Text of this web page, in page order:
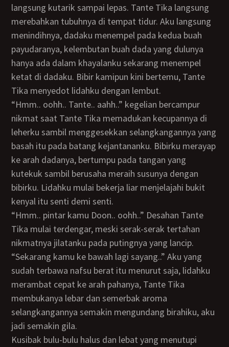
langsung kutarik sampai lepas. Tante Tika langsung
merebahkan tubuhnya di tempat tidur. Aku langsung
menindihnya, dadaku menempel pada kedua buah
payudaranya, kelembutan buah dada yang dulunya
hanya ada dalam khayalanku sekarang menempel
ketat di dadaku. Bibir kamipun kini bertemu, Tante
Tika menyedot lidahku dengan lembut.
“Hmm.. oohh.. Tante.. aahh..” kegelian bercampur
nikmat saat Tante Tika memadukan kecupannya di
leherku sambil menggesekkan selangkangannya yang
basah itu pada batang kejantananku. Bibirku merayap
ke arah dadanya, bertumpu pada tangan yang
kutekuk sambil berusaha meraih susunya dengan
bibirku. Lidahku mulai bekerja liar menjelajahi bukit
kenyal itu senti demi senti.
“Hmm.. pintar kamu Doon.. oohh..” Desahan Tante
Tika mulai terdengar, meski serak-serak tertahan
nikmatnya jilatanku pada putingnya yang lancip.
“Sekarang kamu ke bawah lagi sayang..” Aku yang
sudah terbawa nafsu berat itu menurut saja, lidahku
merambat cepat ke arah pahanya, Tante Tika
membukanya lebar dan semerbak aroma
selangkangannya semakin mengundang birahiku, aku
jadi semakin gila.
Kusibak bulu-bulu halus dan lebat yang menutupi